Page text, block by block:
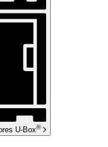
U-Box®